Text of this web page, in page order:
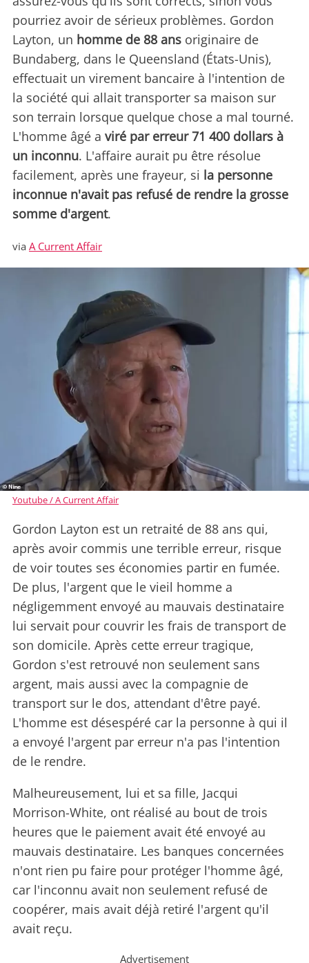
pourriez avoir de sérieux problèmes. Gordon
Layton, un homme de 88 ans originaire de
Bundaberg, dans le Queensland (États-Unis),
effectuait un virement bancaire à l'intention de
la société qui allait transporter sa maison sur
son terrain lorsque quelque chose a mal tourné.
L'homme âgé a viré par erreur 71 400 dollars à
un inconnu. L'affaire aurait pu être résolue
facilement, après une frayeur, si la personne
inconnue n'avait pas refusé de rendre la grosse
somme d'argent.
via A Current Affair
Youtube / A Current Affair
Gordon Layton est un retraité de 88 ans qui,
après avoir commis une terrible erreur, risque
de voir toutes ses économies partir en fumée.
De plus, l'argent que le vieil homme a
négligemment envoyé au mauvais destinataire
lui servait pour couvrir les frais de transport de
son domicile. Après cette erreur tragique,
Gordon s'est retrouvé non seulement sans
argent, mais aussi avec la compagnie de
transport sur le dos, attendant d'être payé.
L'homme est désespéré car la personne à qui il
a envoyé l'argent par erreur n'a pas l'intention
de le rendre.
Malheureusement, lui et sa fille, Jacqui
Morrison-White, ont réalisé au bout de trois
heures que le paiement avait été envoyé au
mauvais destinataire. Les banques concernées
n'ont rien pu faire pour protéger l'homme âgé,
car l'inconnu avait non seulement refusé de
coopérer, mais avait déjà retiré l'argent qu'il
avait reçu.
Advertisement